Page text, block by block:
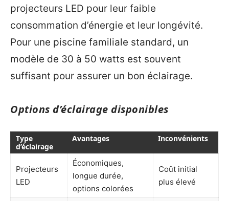
projecteurs LED pour leur faible
consommation d’énergie et leur longévité.
Pour une piscine familiale standard, un
modèle de 30 à 50 watts est souvent
suffisant pour assurer un bon éclairage.
Options d’éclairage disponibles
Type
d’éclairage
Avantages Inconvénients
Projecteurs
LED
Économiques,
longue durée,
options colorées
Coût initial
plus élevé